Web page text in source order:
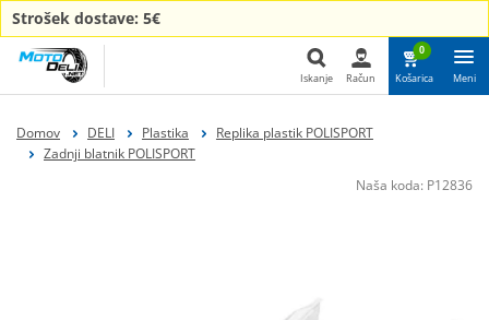
Strošek dostave: 5€
Iskanje Račun
0
Košarica Meni
Domov DELI Plastika
Replika plastik POLISPORT
Zadnji blatnik POLISPORT
Naša koda: P12836